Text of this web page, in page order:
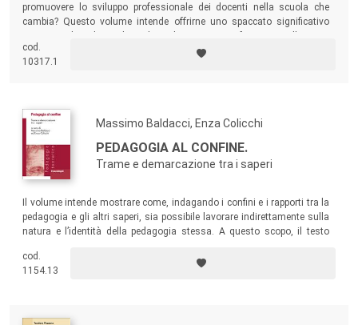
promuovere lo sviluppo professionale dei docenti nella scuola che
cambia? Questo volume intende offrirne uno spaccato significativo
"sviluppo professionale" guardandolo da varie prospettive teoriche.
cod.
10317.1
Massimo Baldacci, Enza Colicchi
PEDAGOGIA AL CONFINE.
Trame e demarcazione tra i saperi
Il volume intende mostrare come, indagando i confini e i rapporti tra la
pedagogia e gli altri saperi, sia possibile lavorare indirettamente sulla
natura e l’identità della pedagogia stessa. A questo scopo, il testo
pratiche: la filosofia; le scienze umane; la politica.
cod.
1154.13